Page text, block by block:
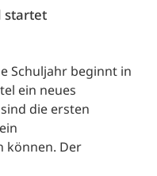
startet
Schuljahr beginnt in
ein neues
die ersten
können. Der